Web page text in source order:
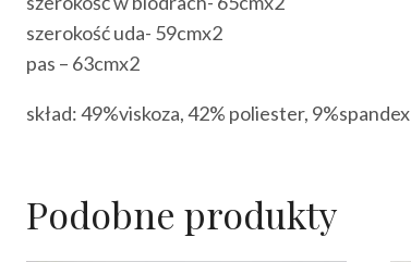
szerokość uda- 59cmx2
pas – 63cmx2
skład: 49%viskoza, 42% poliester, 9%spandex
Podobne produkty